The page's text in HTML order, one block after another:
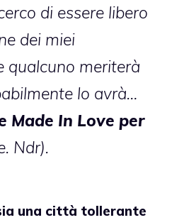
di essere libero
dei miei
qualcuno meriterà
lo avrà…
Made In Love per
Ndr).
una città tollerante